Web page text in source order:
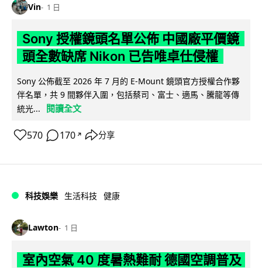
Vin 1 日
Sony 授權鏡頭名單公佈 中國廠平價鏡
頭全數缺席 Nikon 已告唯卓仕侵權
Sony 公佈截至 2026 年 7 月的 E-Mount 鏡頭官方授權合作夥
伴名單，共 9 間夥伴入圍，包括蔡司、富士、適馬、騰龍等傳
統光...
閱讀全文
570 170 ↗ 分享
科技娛樂 生活科技 健康
Lawton 1 日
室內空氣 40 度暑熱難耐 德國空調普及